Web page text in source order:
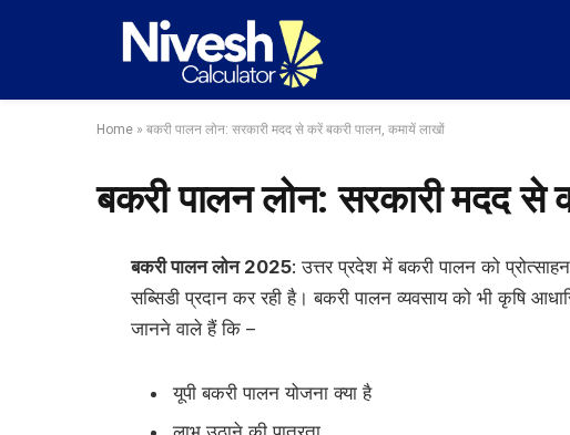
Home » बकरी पालन लोन: सरकारी मदद से करें बकरी पालन, कमायें लाखों
बकरी पालन लोन: सरकारी मदद से
बकरी पालन लोन 2025: उत्तर प्रदेश में बकरी पालन को
सब्सिडी प्रदान कर रही है। बकरी पालन व्यवसाय को भी कृषि
जानने वाले हैं कि –
यूपी बकरी पालन योजना क्या है